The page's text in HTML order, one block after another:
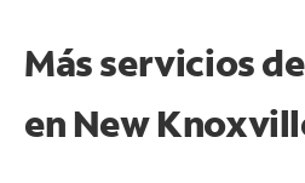
Más servicios
en New